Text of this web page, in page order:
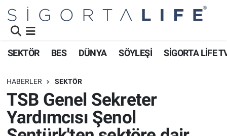
SEKTÖR BES DÜNYA SÖYLEŞİ SİGORTA LİFE
HABERLER SEKTÖR
TSB Genel Sekreter
Yardımcısı Şenol
Namaz Vakitleri
Trafik Durumu